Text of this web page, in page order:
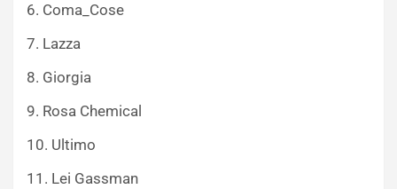
6. Coma_Cose
7. Lazza
8. Giorgia
9. Rosa Chemical
10. Ultimo
11. Lei Gassman